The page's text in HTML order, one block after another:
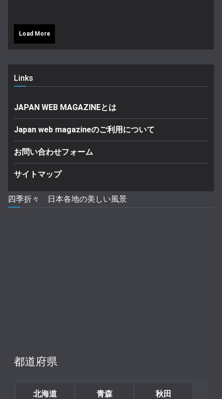
Load More
Links
JAPAN WEB MAGAZINEとは
Japan web magazineのご利用について
お問い合わせフォーム
サイトマップ
四季折々 日本各地の美しい風景
都道府県
北海道 青森 秋田